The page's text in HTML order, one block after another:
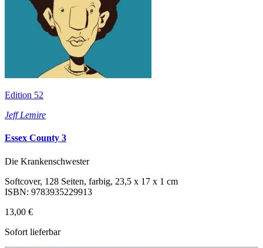
Edition 52
Jeff Lemire
Essex County 3
Die Krankenschwester
Softcover, 128 Seiten, farbig, 23,5 x 17 x 1 cm
ISBN: 9783935229913
13,00 €
Sofort lieferbar